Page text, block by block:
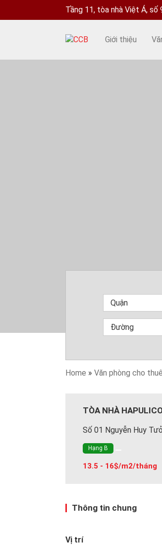
Tầng 11, tòa nhà Việt Á, số
Giới thiệu
Home » Văn phòng cho thuê
TÒA NHÀ
Số 01 Nguyễn Huy
Hạng B
13.5 - 16$/m2/tháng
Thông tin chung
Vị trí